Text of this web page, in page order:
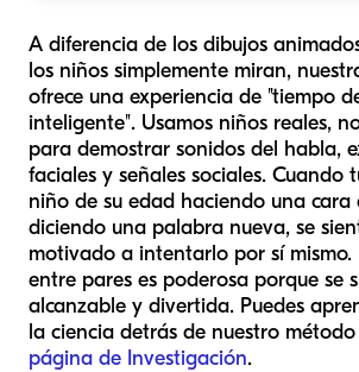
A diferencia de los dibujos
los niños simplemente miran,
ofrece una experiencia de "tiempo
inteligente". Usamos niños reales,
para demostrar sonidos del habla,
faciales y señales sociales. Cuando
niño de su edad haciendo una
diciendo una palabra nueva, se
motivado a intentarlo por sí mismo.
entre pares es poderosa porque se
alcanzable y divertida. Puedes
la ciencia detrás de nuestro
página de Investigación.